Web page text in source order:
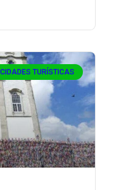
CIDADES TURÍSTICAS